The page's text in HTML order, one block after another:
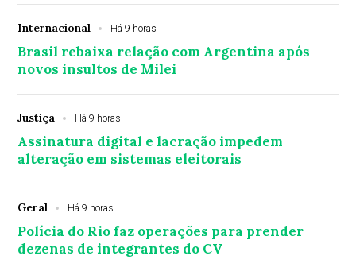
Internacional Há 9 horas
Brasil rebaixa relação com Argentina após
novos insultos de Milei
Justiça Há 9 horas
Assinatura digital e lacração impedem
alteração em sistemas eleitorais
Geral Há 9 horas
Polícia do Rio faz operações para prender
dezenas de integrantes do CV